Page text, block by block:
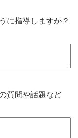
に指導しますか？
質問や話題など